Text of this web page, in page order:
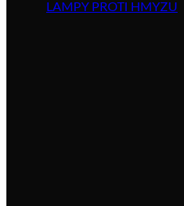
LAMPY PROTI HMYZU